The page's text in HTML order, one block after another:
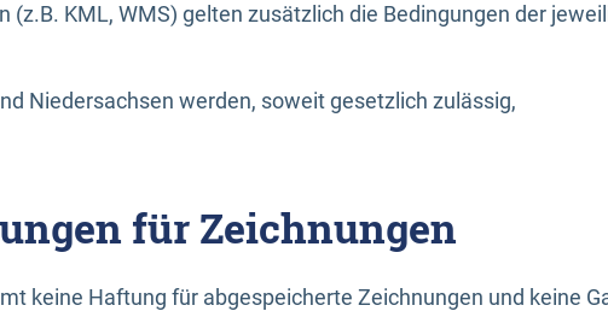
KML, WMS) gelten zusätzlich die Bedingungen der
Niedersachsen werden, soweit gesetzlich zulässig,
für Zeichnungen
keine Haftung für abgespeicherte Zeichnungen und keine